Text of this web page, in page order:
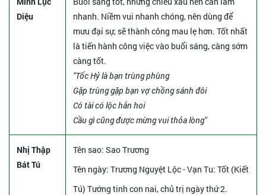
Diệu
nhanh. Niềm vui nhanh chóng, nên dùng để
mưu đại sự, sẽ thành công mau lẹ hơn. Tốt nhất
là tiến hành công việc vào buổi sáng, càng sớm
càng tốt.
"Tốc Hỷ là bạn trùng phùng
Gặp trùng gặp bạn vợ chồng sánh đôi
Có tài có lộc hẳn hoi
Cầu gì cũng được mừng vui thỏa lòng"
Nhị Thập
Bát Tú
Tên sao: Sao Trương
Tên ngày: Trương Nguyệt Lộc - Vạn Tu: Tốt (Kiết
Tú) Tướng tinh con nai, chủ trị ngày thứ 2.